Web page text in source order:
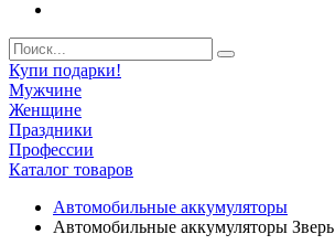
Купи подарки!
Мужчине
Женщине
Праздники
Профессии
Каталог товаров
Автомобильные аккумуляторы
Автомобильные аккумуляторы Зверь